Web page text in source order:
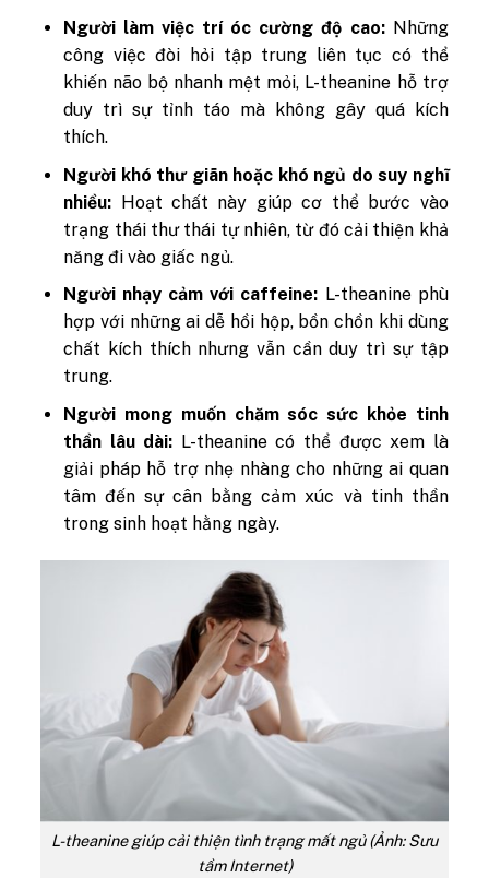
Người làm việc trí óc cường độ cao:Những
công việc đòi hỏi tập trung liên tục có thể
khiến não bộ nhanh mệt mỏi, L-theanine hỗ trợ
duy trì sự tỉnh táo mà không gây quá kích
thích.
Người khó thư giãn hoặc khó ngủ do suy nghĩ
nhiều: Hoạt chất này giúp cơ thể bước vào
trạng thái thư thái tự nhiên, từ đó cải thiện khả
năng đi vào giấc ngủ.
Người nhạy cảm với caffeine: L-theanine phù
hợp với những ai dễ hồi hộp, bồn chồn khi dùng
chất kích thích nhưng vẫn cần duy trì sự tập
trung.
Người mong muốn chăm sóc sức khỏe tinh
thần lâu dài: L-theanine có thể được xem là
giải pháp hỗ trợ nhẹ nhàng cho những ai quan
tâm đến sự cân bằng cảm xúc và tinh thần
trong sinh hoạt hằng ngày.
L-theanine giúp cải thiện tình trạng mất ngủ (Ảnh: Sưu
tầm Internet)